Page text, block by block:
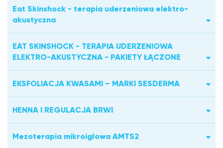
Eat Skinshock - terapia uderzeniowa elektro-
akustyczna
EAT SKINSHOCK - TERAPIA UDERZENIOWA
ELEKTRO-AKUSTYCZNA - PAKIETY ŁĄCZONE
EKSFOLIACJA KWASAMI – MARKI SESDERMA
HENNA I REGULACJA BRWI
Mezoterapia mikroigłowa AMTS2